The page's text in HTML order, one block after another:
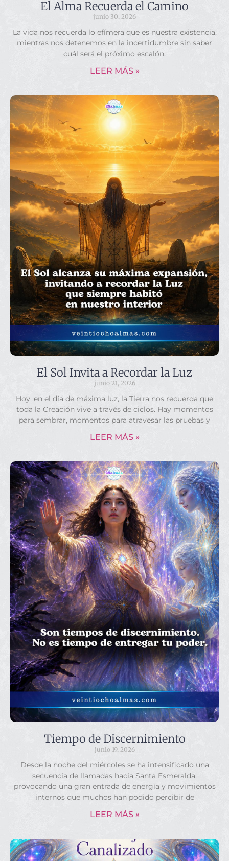
El Alma Recuerda el Camino
junio 30, 2026
La vida nos recuerda lo efímera que es nuestra existencia,
mientras nos detenemos en la incertidumbre sin saber
cuál será el próximo escalón.
LEER MÁS »
El Sol Invita a Recordar la Luz
junio 21, 2026
Hoy, en el día de máxima luz, la Tierra nos recuerda que
toda la Creación vive a través de ciclos. Hay momentos
para sembrar, momentos para atravesar las pruebas y
LEER MÁS »
Tiempo de Discernimiento
junio 19, 2026
Desde la noche del miércoles se ha intensificado una
secuencia de llamadas hacia Santa Esmeralda,
provocando una gran entrada de energía y movimientos
internos que muchos han podido percibir de
LEER MÁS »